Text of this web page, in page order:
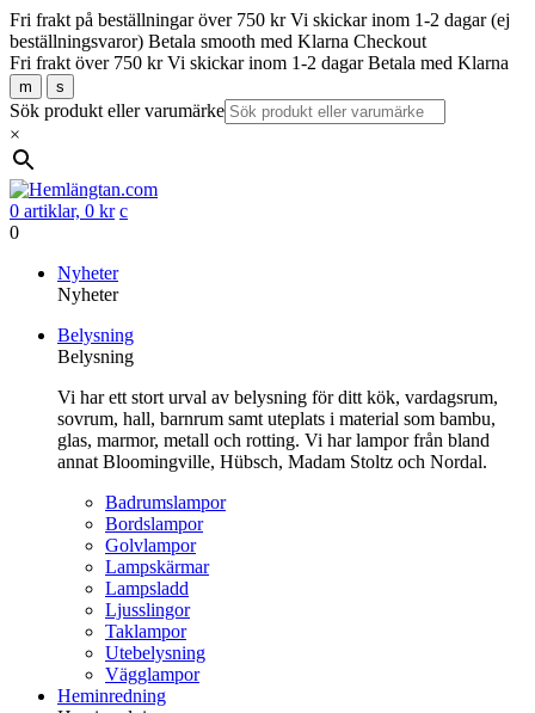
Fri frakt på beställningar över 750 kr Vi skickar inom 1-2 dagar (ej
beställningsvaror) Betala smooth med Klarna Checkout
Fri frakt över 750 kr Vi skickar inom 1-2 dagar Betala med Klarna
m s
Sök produkt eller varumärke
×
0 artiklar, 0 kr c
0
innehåll
Nyheter
Nyheter
Belysning
Belysning
Vi har ett stort urval av belysning för ditt kök, vardagsrum,
sovrum, hall, barnrum samt uteplats i material som bambu,
glas, marmor, metall och rotting. Vi har lampor från bland
annat Bloomingville, Hübsch, Madam Stoltz och Nordal.
Badrumslampor
Bordslampor
Golvlampor
Lampskärmar
Lampsladd
Ljusslingor
Taklampor
Utebelysning
Vägglampor
Heminredning